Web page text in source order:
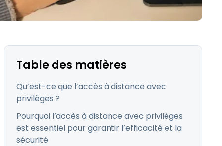
secteurs
ภาษาไทย
Bahasa
Table des matières
Qu’est-ce que l’accès à distance avec
privilèges ?
Pourquoi l’accès à distance avec privilèges
est essentiel pour garantir l’efficacité et la
sécurité